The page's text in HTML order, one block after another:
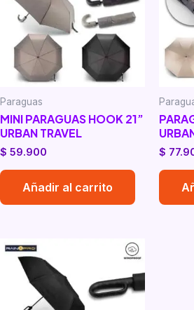
Paraguas
MINI PARAGUAS HOOK 21”
URBAN TRAVEL
$ 59.900
Añadir al carrito
$